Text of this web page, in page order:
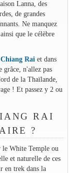
Lanna, des
de grandes
Ne manquez
que le célèbre
Rai et dans
grâce, n'allez pas
de la Thaïlande,
! Et passez y 2 ou
RAI
?
le White Temple ou
et naturelle de ces
en trek dans la